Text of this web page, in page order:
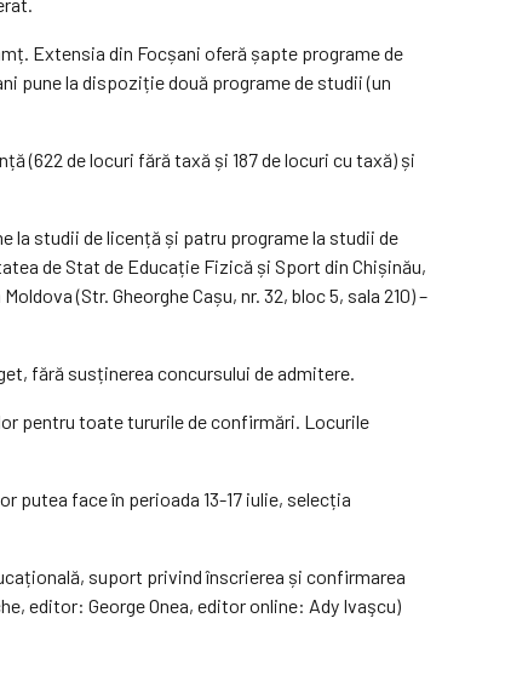
Extensia din Focșani oferă șapte programe de
pune la dispoziție două programe de studii (un
(622 de locuri fără taxă și 187 de locuri cu taxă) și
la studii de licență și patru programe la studii de
de Stat de Educație Fizică și Sport din Chișinău,
(Str. Gheorghe Cașu, nr. 32, bloc 5, sala 210) –
fără susținerea concursului de admitere.
pentru toate tururile de confirmări. Locurile
putea face în perioada 13-17 iulie, selecția
suport privind înscrierea și confirmarea
editor: George Onea, editor online: Ady Ivaşcu)